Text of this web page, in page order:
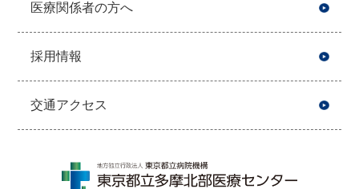
医療関係者の方へ
採用情報
交通アクセス